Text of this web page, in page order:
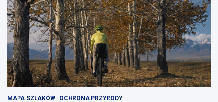
MAPA SZLAKÓW
OCHRONA PRZYRODY